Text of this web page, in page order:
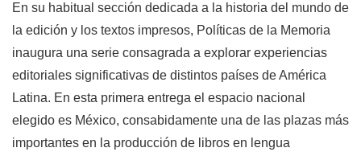
En su habitual sección dedicada a la historia del mundo de
la edición y los textos impresos, Políticas de la Memoria
inaugura una serie consagrada a explorar experiencias
editoriales significativas de distintos países de América
Latina. En esta primera entrega el espacio nacional
elegido es México, consabidamente una de las plazas más
importantes en la producción de libros en lengua